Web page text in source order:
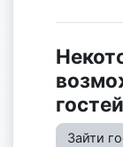
гостей
Зайти